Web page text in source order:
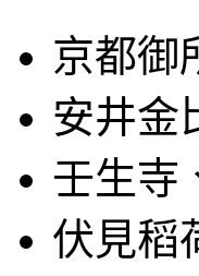
京都御
安井金
壬生寺
伏見稻